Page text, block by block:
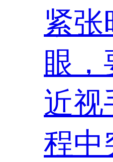
紧张
眼，
近视
程中